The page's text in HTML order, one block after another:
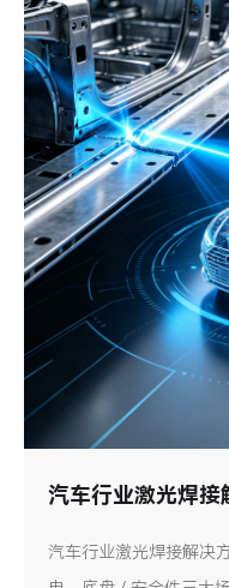
汽车行业激光焊接
汽车行业激光焊接解决